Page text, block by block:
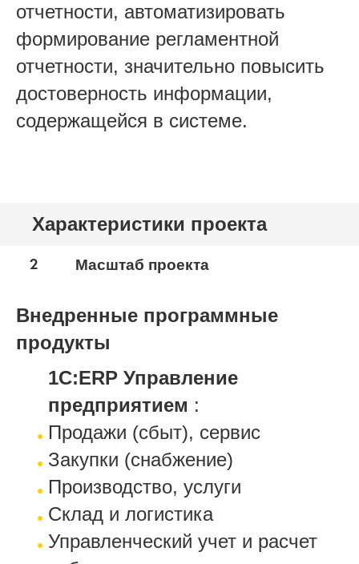
отчетности, автоматизировать
формирование регламентной
отчетности, значительно повысить
достоверность информации,
содержащейся в системе.
Характеристики проекта
2 Масштаб проекта
Внедренные программные
продукты
1С:ERP Управление
предприятием :
Продажи (сбыт), сервис
Закупки (снабжение)
Производство, услуги
Склад и логистика
Управленческий учет и расчет